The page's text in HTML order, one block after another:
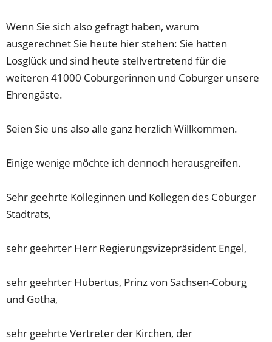
Wenn Sie sich also gefragt haben, warum
ausgerechnet Sie heute hier stehen: Sie hatten
Losglück und sind heute stellvertretend für die
weiteren 41000 Coburgerinnen und Coburger unsere
Ehrengäste.
Seien Sie uns also alle ganz herzlich Willkommen.
Einige wenige möchte ich dennoch herausgreifen.
Sehr geehrte Kolleginnen und Kollegen des Coburger
Stadtrats,
sehr geehrter Herr Regierungsvizepräsident Engel,
sehr geehrter Hubertus, Prinz von Sachsen-Coburg
und Gotha,
sehr geehrte Vertreter der Kirchen, der